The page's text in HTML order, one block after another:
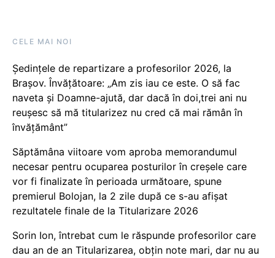
CELE MAI NOI
Ședințele de repartizare a profesorilor 2026, la
Brașov. Învățătoare: „Am zis iau ce este. O să fac
naveta și Doamne-ajută, dar dacă în doi,trei ani nu
reușesc să mă titularizez nu cred că mai rămân în
învățământ”
Săptămâna viitoare vom aproba memorandumul
necesar pentru ocuparea posturilor în creșele care
vor fi finalizate în perioada următoare, spune
premierul Bolojan, la 2 zile după ce s-au afișat
rezultatele finale de la Titularizare 2026
Sorin Ion, întrebat cum le răspunde profesorilor care
dau an de an Titularizarea, obțin note mari, dar nu au